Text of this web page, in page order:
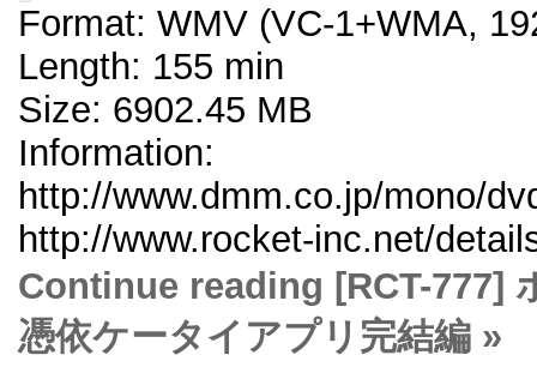
Format: WMV (VC-1+WMA,
Length: 155 min
Size: 6902.45 MB
Information:
http://www.dmm.co.jp/mono/
http://www.rocket-inc.net/
Continue reading [RCT-777]
憑依ケータイアプリ完結編 »